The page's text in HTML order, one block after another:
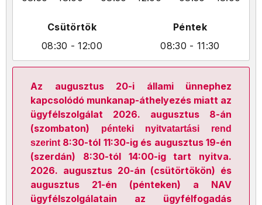
Csütörtök
08:30 - 12:00
Péntek
08:30 - 11:30
Az augusztus 20-i állami ünnephez
kapcsolódó munkanap-áthelyezés miatt az
ügyfélszolgálat 2026. augusztus 8-án
(szombaton)
pénteki nyitvatartási rend
szerint8:30-tól 11:30-ig és augusztus 19-én
(szerdán) 8:30-tól 14:00-ig tart nyitva.
2026. augusztus 20-án (csütörtökön) és
augusztus 21-én (pénteken) a NAV
ügyfélszolgálatain az ügyfélfogadás